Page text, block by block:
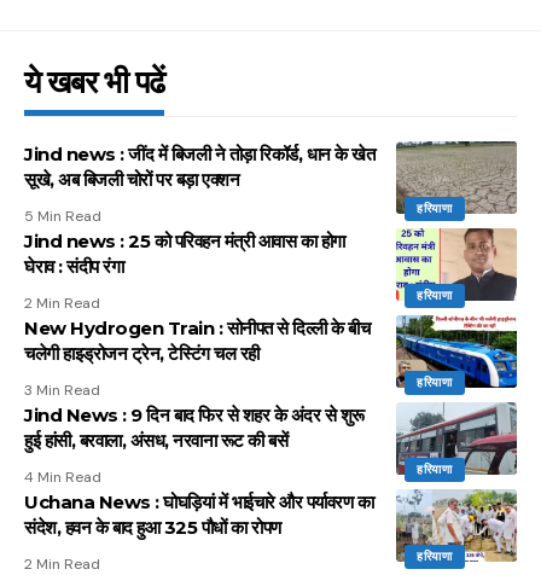
ये खबर भी पढें
हरियाणा
Jind news : जींद में बिजली ने तोड़ा रिकॉर्ड, धान के खेत
सूखे, अब बिजली चोरों पर बड़ा एक्शन
5 Min Read
हरियाणा
Jind news : 25 को परिवहन मंत्री आवास का होगा
घेराव : संदीप रंगा
2 Min Read
हरियाणा
New Hydrogen Train : सोनीपत से दिल्ली के बीच
चलेगी हाइड्रोजन ट्रेन, टेस्टिंग चल रही
3 Min Read
हरियाणा
Jind News : 9 दिन बाद फिर से शहर के अंदर से शुरू
हुई हांसी, बरवाला, अंसध, नरवाना रूट की बसें
4 Min Read
हरियाणा
Uchana News : घोघड़ियां में भाईचारे और पर्यावरण का
संदेश, हवन के बाद हुआ 325 पौधों का रोपण
2 Min Read